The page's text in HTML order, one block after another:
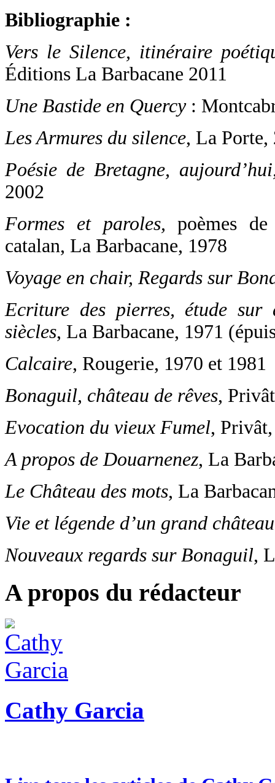
Bibliographie :
Vers le Silence, itinéraire
Éditions La Barbacane 2011
Une Bastide en Quercy:
Les Armures du silence, La Porte,
Poésie de Bretagne,
2002
Formes et paroles, poèmes
catalan, La Barbacane, 1978
Voyage en chair, Regards sur
Ecriture des pierres, étude
siècles, La Barbacane, 1971
Calcaire, Rougerie, 1970 et 1981
Bonaguil, château de rêves,
Evocation du vieux Fumel,
A propos de Douarnenez, La
Le Château des mots, La
Vie et légende d’un grand
Nouveaux regards sur Bonaguil,
A propos du rédacteur
Cathy Garcia